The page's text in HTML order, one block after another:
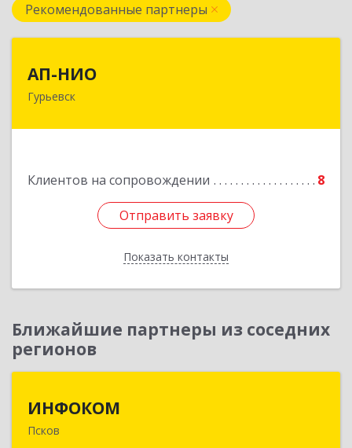
Рекомендованные партнеры
АП-НИО
Гурьевск
Клиентов на сопровождении 8
Отправить заявку
Показать контакты
238300 Калининградская обл, Гурьевск г,
Отправить заявку
Назад
Ближайшие партнеры из соседних
регионов
ИНФОКОМ
Псков180000, Псковская обл, Псков г, Советская ул,